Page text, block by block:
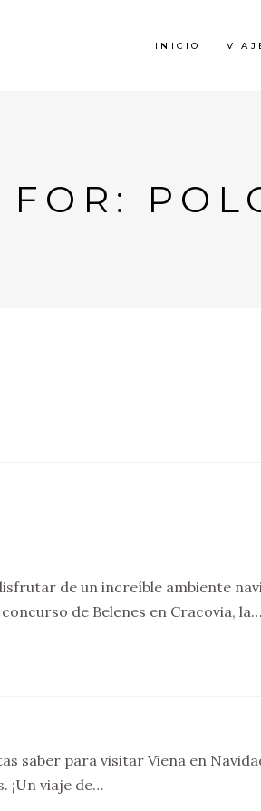
INICIO
FOR:
de un increíble ambiente
de Belenes en Cracovia, la…
saber para visitar Viena en
¡Un viaje de…